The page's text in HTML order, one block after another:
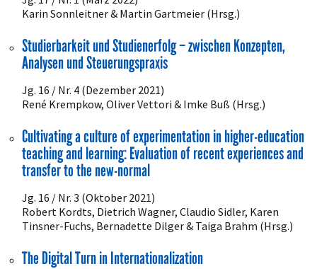
Karin Sonnleitner & Martin Gartmeier (Hrsg.)
Studierbarkeit und Studienerfolg – zwischen Konzepten,
Analysen und Steuerungspraxis
Jg. 16 / Nr. 4 (Dezember 2021)
René Krempkow, Oliver Vettori & Imke Buß (Hrsg.)
Cultivating a culture of experimentation in higher-education
teaching and learning: Evaluation of recent experiences and
transfer to the new-normal
Jg. 16 / Nr. 3 (Oktober 2021)
Robert Kordts, Dietrich Wagner, Claudio Sidler, Karen
Tinsner-Fuchs, Bernadette Dilger & Taiga Brahm (Hrsg.)
The Digital Turn in Internationalization